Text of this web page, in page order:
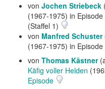
von Jochen Striebeck
(1967-1975) in Episode
(Staffel 1)
von Manfred Schuster
(1967-1975) in Episode
von Thomas Kästner
Käfig voller Helden
Episode